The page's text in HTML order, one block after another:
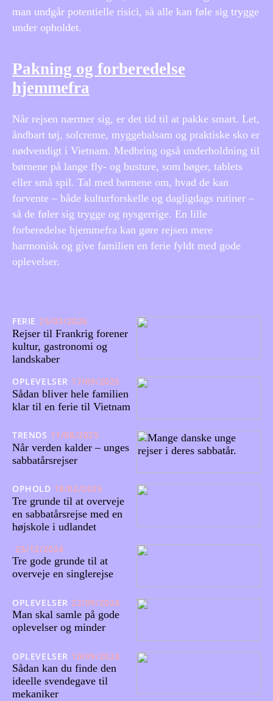
man undgår potentielle risici, så alle kan føle sig trygge
under opholdet.
Pakning og forberedelse
hjemmefra
Når rejsen nærmer sig, er det tid til at pakke smart. Let,
åndbart tøj, solcreme, myggebalsam og praktiske sko er
nødvendigt i Vietnam. Medbring også underholdning til
børnene på lange fly- og busture, som bøger, tablets
eller små spil. Tal med børnene om, hvad de kan
forvente – både kulturforskelle og dagligdags rutiner –
så de føler sig trygge og nysgerrige. En lille
forberedelse hjemmefra kan gøre rejsen mere
harmonisk og give familien en ferie fyldt med gode
oplevelser.
FERIE 25/03/2026
Rejser til Frankrig forener
kultur, gastronomi og
landskaber
OPLEVELSER 17/09/2025
Sådan bliver hele familien
klar til en ferie til Vietnam
TRENDS 11/08/2025
Når verden kalder – unges
sabbatårsrejser
OPHOLD 18/02/2025
Tre grunde til at overveje
en sabbatårsrejse med en
højskole i udlandet
25/12/2024
Tre gode grunde til at
overveje en singlerejse
OPLEVELSER 22/09/2024
Man skal samle på gode
oplevelser og minder
OPLEVELSER 10/09/2024
Sådan kan du finde den
ideelle svendegave til
mekaniker